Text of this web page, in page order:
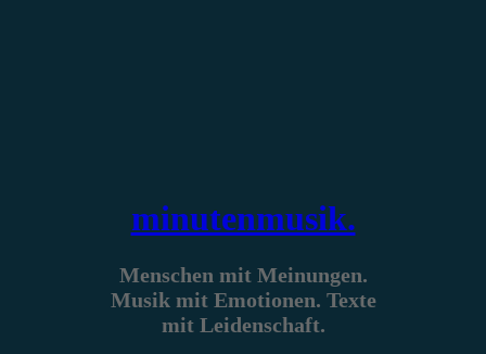
minutenmusik.
Menschen mit Meinungen.
Musik mit Emotionen. Texte
mit Leidenschaft.